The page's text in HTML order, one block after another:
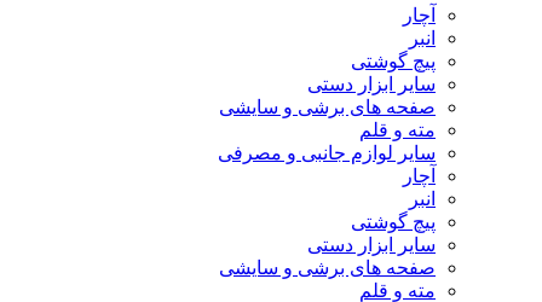
آچار
انبر
پیچ گوشتی
سایر ابزار دستی
صفحه های برشی و سایشی
مته و قلم
سایر لوازم جانبی و مصرفی
آچار
انبر
پیچ گوشتی
سایر ابزار دستی
صفحه های برشی و سایشی
مته و قلم